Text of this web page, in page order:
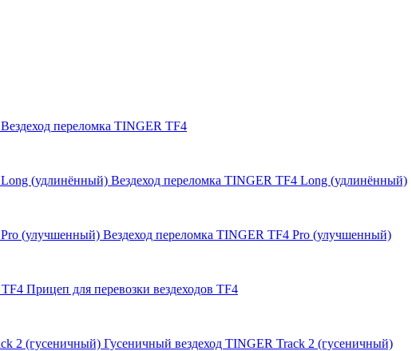
Вездеход переломка TINGER TF4
Вездеход переломка TINGER TF4 Long (удлинённый)
Вездеход переломка TINGER TF4 Pro (улучшенный)
Прицеп для перевозки вездеходов TF4
Гусеничный вездеход TINGER Track 2 (гусеничный)